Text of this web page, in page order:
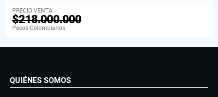
PRECIO VENTA
$218.000.000
Pesos Colombianos
QUIÉNES SOMOS